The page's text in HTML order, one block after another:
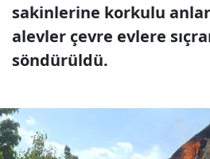
sakinlerine korkulu
alevler çevre evlere
söndürüldü.